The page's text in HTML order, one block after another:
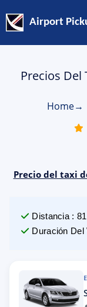
Airport
Precios Del
Home→
Precio del taxi
Distancia :
Duración Del